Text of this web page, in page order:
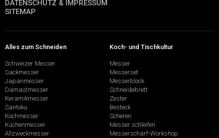
DATENSCHUTZ & IMPRESSUM
SITEMAP
Alles zum Schneiden
Schweizer Messer
Sackmesser
Japanmesser
Damastmesser
Keramikmesser
Santoku
Kochmesser
Küchenmesser
Allzweckmesser
Koch- und Tischkultur
Messer
Messerset
Messerblock
Schneidebrett
Zester
Besteck
Scheren
Messer schleifen
Messerschärf-Workshop